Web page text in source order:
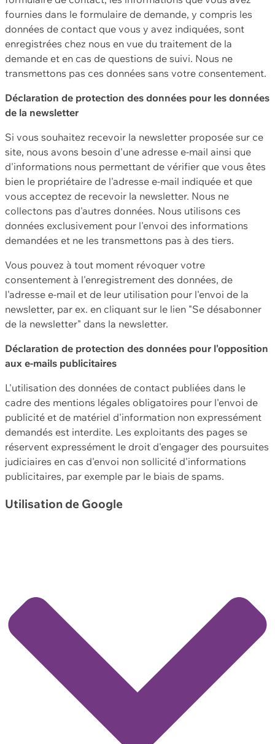
fournies dans le formulaire de demande, y compris les
données de contact que vous y avez indiquées, sont
enregistrées chez nous en vue du traitement de la
demande et en cas de questions de suivi. Nous ne
transmettons pas ces données sans votre consentement.
Déclaration de protection des données pour les données
de la newsletter
Si vous souhaitez recevoir la newsletter proposée sur ce
site, nous avons besoin d'une adresse e-mail ainsi que
d'informations nous permettant de vérifier que vous êtes
bien le propriétaire de l'adresse e-mail indiquée et que
vous acceptez de recevoir la newsletter. Nous ne
collectons pas d'autres données. Nous utilisons ces
données exclusivement pour l'envoi des informations
demandées et ne les transmettons pas à des tiers.
Vous pouvez à tout moment révoquer votre
consentement à l'enregistrement des données, de
l'adresse e-mail et de leur utilisation pour l'envoi de la
newsletter, par ex. en cliquant sur le lien "Se désabonner
de la newsletter" dans la newsletter.
Déclaration de protection des données pour l'opposition
aux e-mails publicitaires
L'utilisation des données de contact publiées dans le
cadre des mentions légales obligatoires pour l'envoi de
publicité et de matériel d'information non expressément
demandés est interdite. Les exploitants des pages se
réservent expressément le droit d'engager des poursuites
judiciaires en cas d'envoi non sollicité d'informations
publicitaires, par exemple par le biais de spams.
Utilisation de Google